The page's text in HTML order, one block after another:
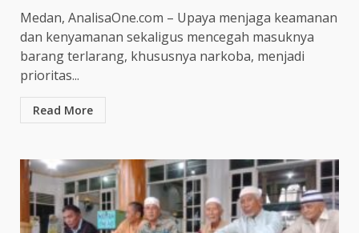
Medan, AnalisaOne.com – Upaya menjaga keamanan
dan kenyamanan sekaligus mencegah masuknya
barang terlarang, khususnya narkoba, menjadi
prioritas...
Read More